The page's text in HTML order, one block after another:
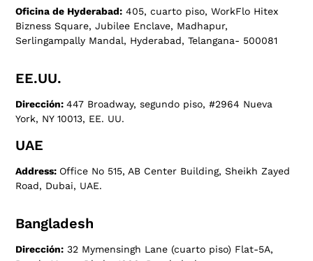
Oficina de Hyderabad: 405, cuarto piso, WorkFlo Hitex
Bizness Square, Jubilee Enclave, Madhapur,
Serlingampally Mandal, Hyderabad, Telangana- 500081
EE.UU.
Dirección:447 Broadway, segundo piso, #2964 Nueva
York, NY 10013, EE. UU.
UAE
Address: Office No 515, AB Center Building, Sheikh Zayed
Road, Dubai, UAE.
Bangladesh
Dirección: 32 Mymensingh Lane (cuarto piso) Flat-5A,